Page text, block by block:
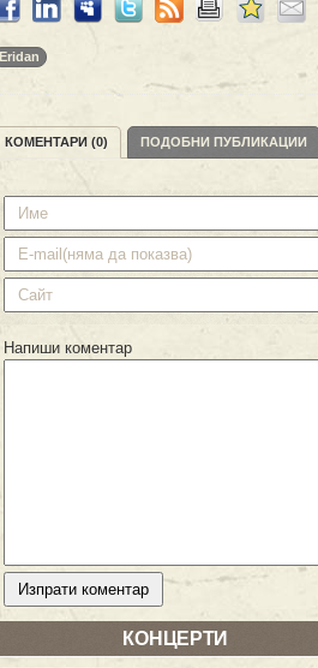
Eridan
КОМЕНТАРИ (0) ПОДОБНИ ПУБЛИКАЦИИ
Напиши коментар
КОНЦЕРТИ